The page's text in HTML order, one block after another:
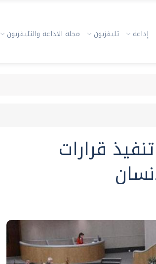
إذاعة تليفزيون مجلة الاذاعة والتليفزيون
قرارات